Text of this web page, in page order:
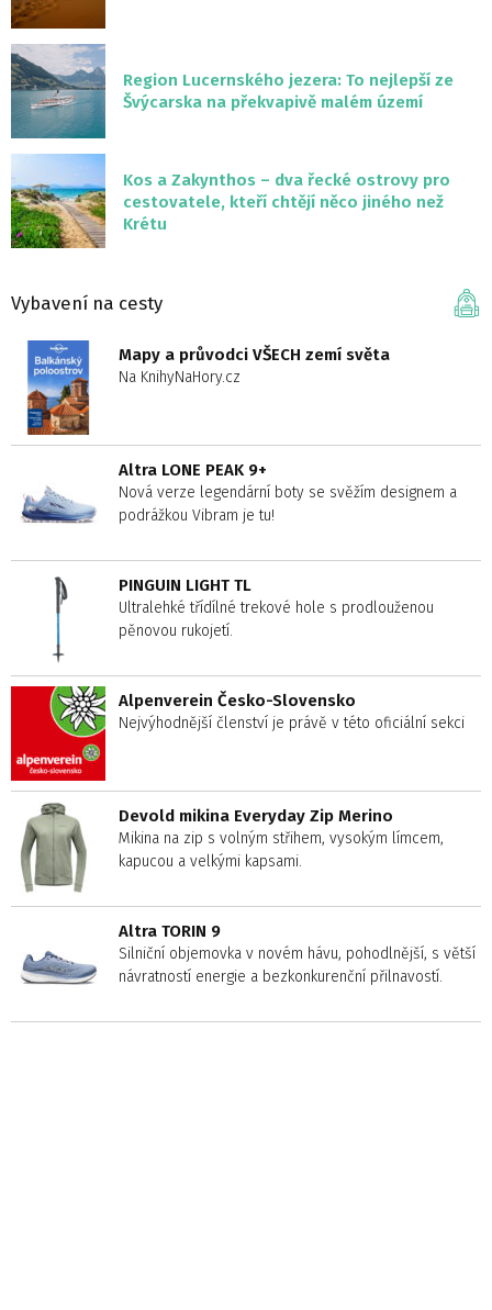
Region Lucernského jezera: To nejlepší ze
Švýcarska na překvapivě malém území
Kos a Zakynthos – dva řecké ostrovy pro
cestovatele, kteří chtějí něco jiného než
Krétu
Vybavení na cesty
Mapy a průvodci VŠECH zemí světa
Na KnihyNaHory.cz
Altra LONE PEAK 9+
Nová verze legendární boty se svěžím designem a
podrážkou Vibram je tu!
PINGUIN LIGHT TL
Ultralehké třídílné trekové hole s prodlouženou
pěnovou rukojetí.
Alpenverein Česko-Slovensko
Nejvýhodnější členství je právě v této oficiální sekci
Devold mikina Everyday Zip Merino
Mikina na zip s volným střihem, vysokým límcem,
kapucou a velkými kapsami.
Altra TORIN 9
Silniční objemovka v novém hávu, pohodlnější, s větší
návratností energie a bezkonkurenční přilnavostí.